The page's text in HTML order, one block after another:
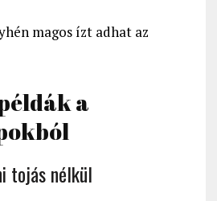
magos ízt adhat az
a
tojás nélkül